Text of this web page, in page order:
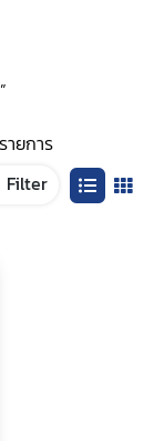
ยการ
Filter